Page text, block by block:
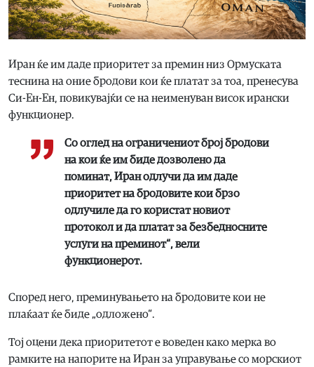
Иран ќе им даде приоритет за премин низ Ормуската
теснина на оние бродови кои ќе платат за тоа, пренесува
Cи-Ен-Ен, повикувајќи се на неименуван висок ирански
функционер.
Со оглед на ограничениот број бродови
на кои ќе им биде дозволено да
поминат, Иран одлучи да им даде
приоритет на бродовите кои брзо
одлучиле да го користат новиот
протокол и да платат за безбедносните
услуги на преминот“, вели
функционерот.
Според него, преминувањето на бродовите кои не
плаќаат ќе биде „одложено“.
Тој оцени дека приоритетот е воведен како мерка во
рамките на напорите на Иран за управување со морскиот